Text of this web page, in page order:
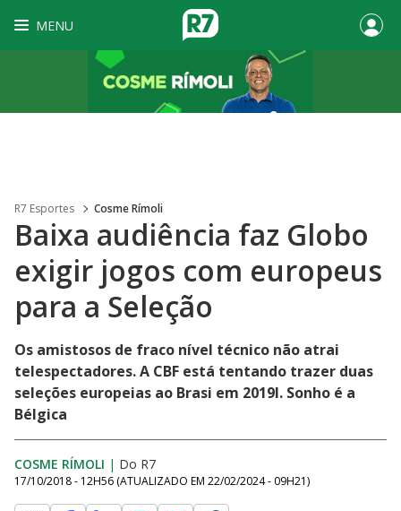
MENU
R7 Esportes Cosme Rímoli
Baixa audiência faz Globo
exigir jogos com europeus
para a Seleção
Os amistosos de fraco nível técnico não atrai
telespectadores. A CBF está tentando trazer duas
seleções europeias ao Brasi em 2019l. Sonho é a
Bélgica
COSME RÍMOLI | Do R7
17/10/2018 - 12H56 (ATUALIZADO EM 22/02/2024 - 09H21)